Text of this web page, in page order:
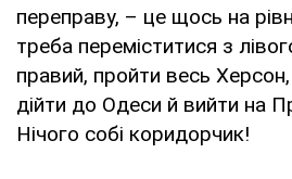
переправу, – це щось на
треба переміститися з
правий, пройти весь
дійти до Одеси й вийти на
Нічого собі коридорчик!